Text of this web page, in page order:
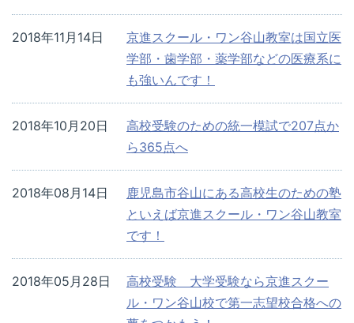
京進スクール・ワン谷山教室は国立医
学部・歯学部・薬学部などの医療系に
も強いんです！
2018年11月14日
高校受験のための統一模試で207点か
ら365点へ
2018年10月20日
鹿児島市谷山にある高校生のための塾
といえば京進スクール・ワン谷山教室
です！
2018年08月14日
高校受験 大学受験なら京進スクー
ル・ワン谷山校で第一志望校合格への
2018年05月28日